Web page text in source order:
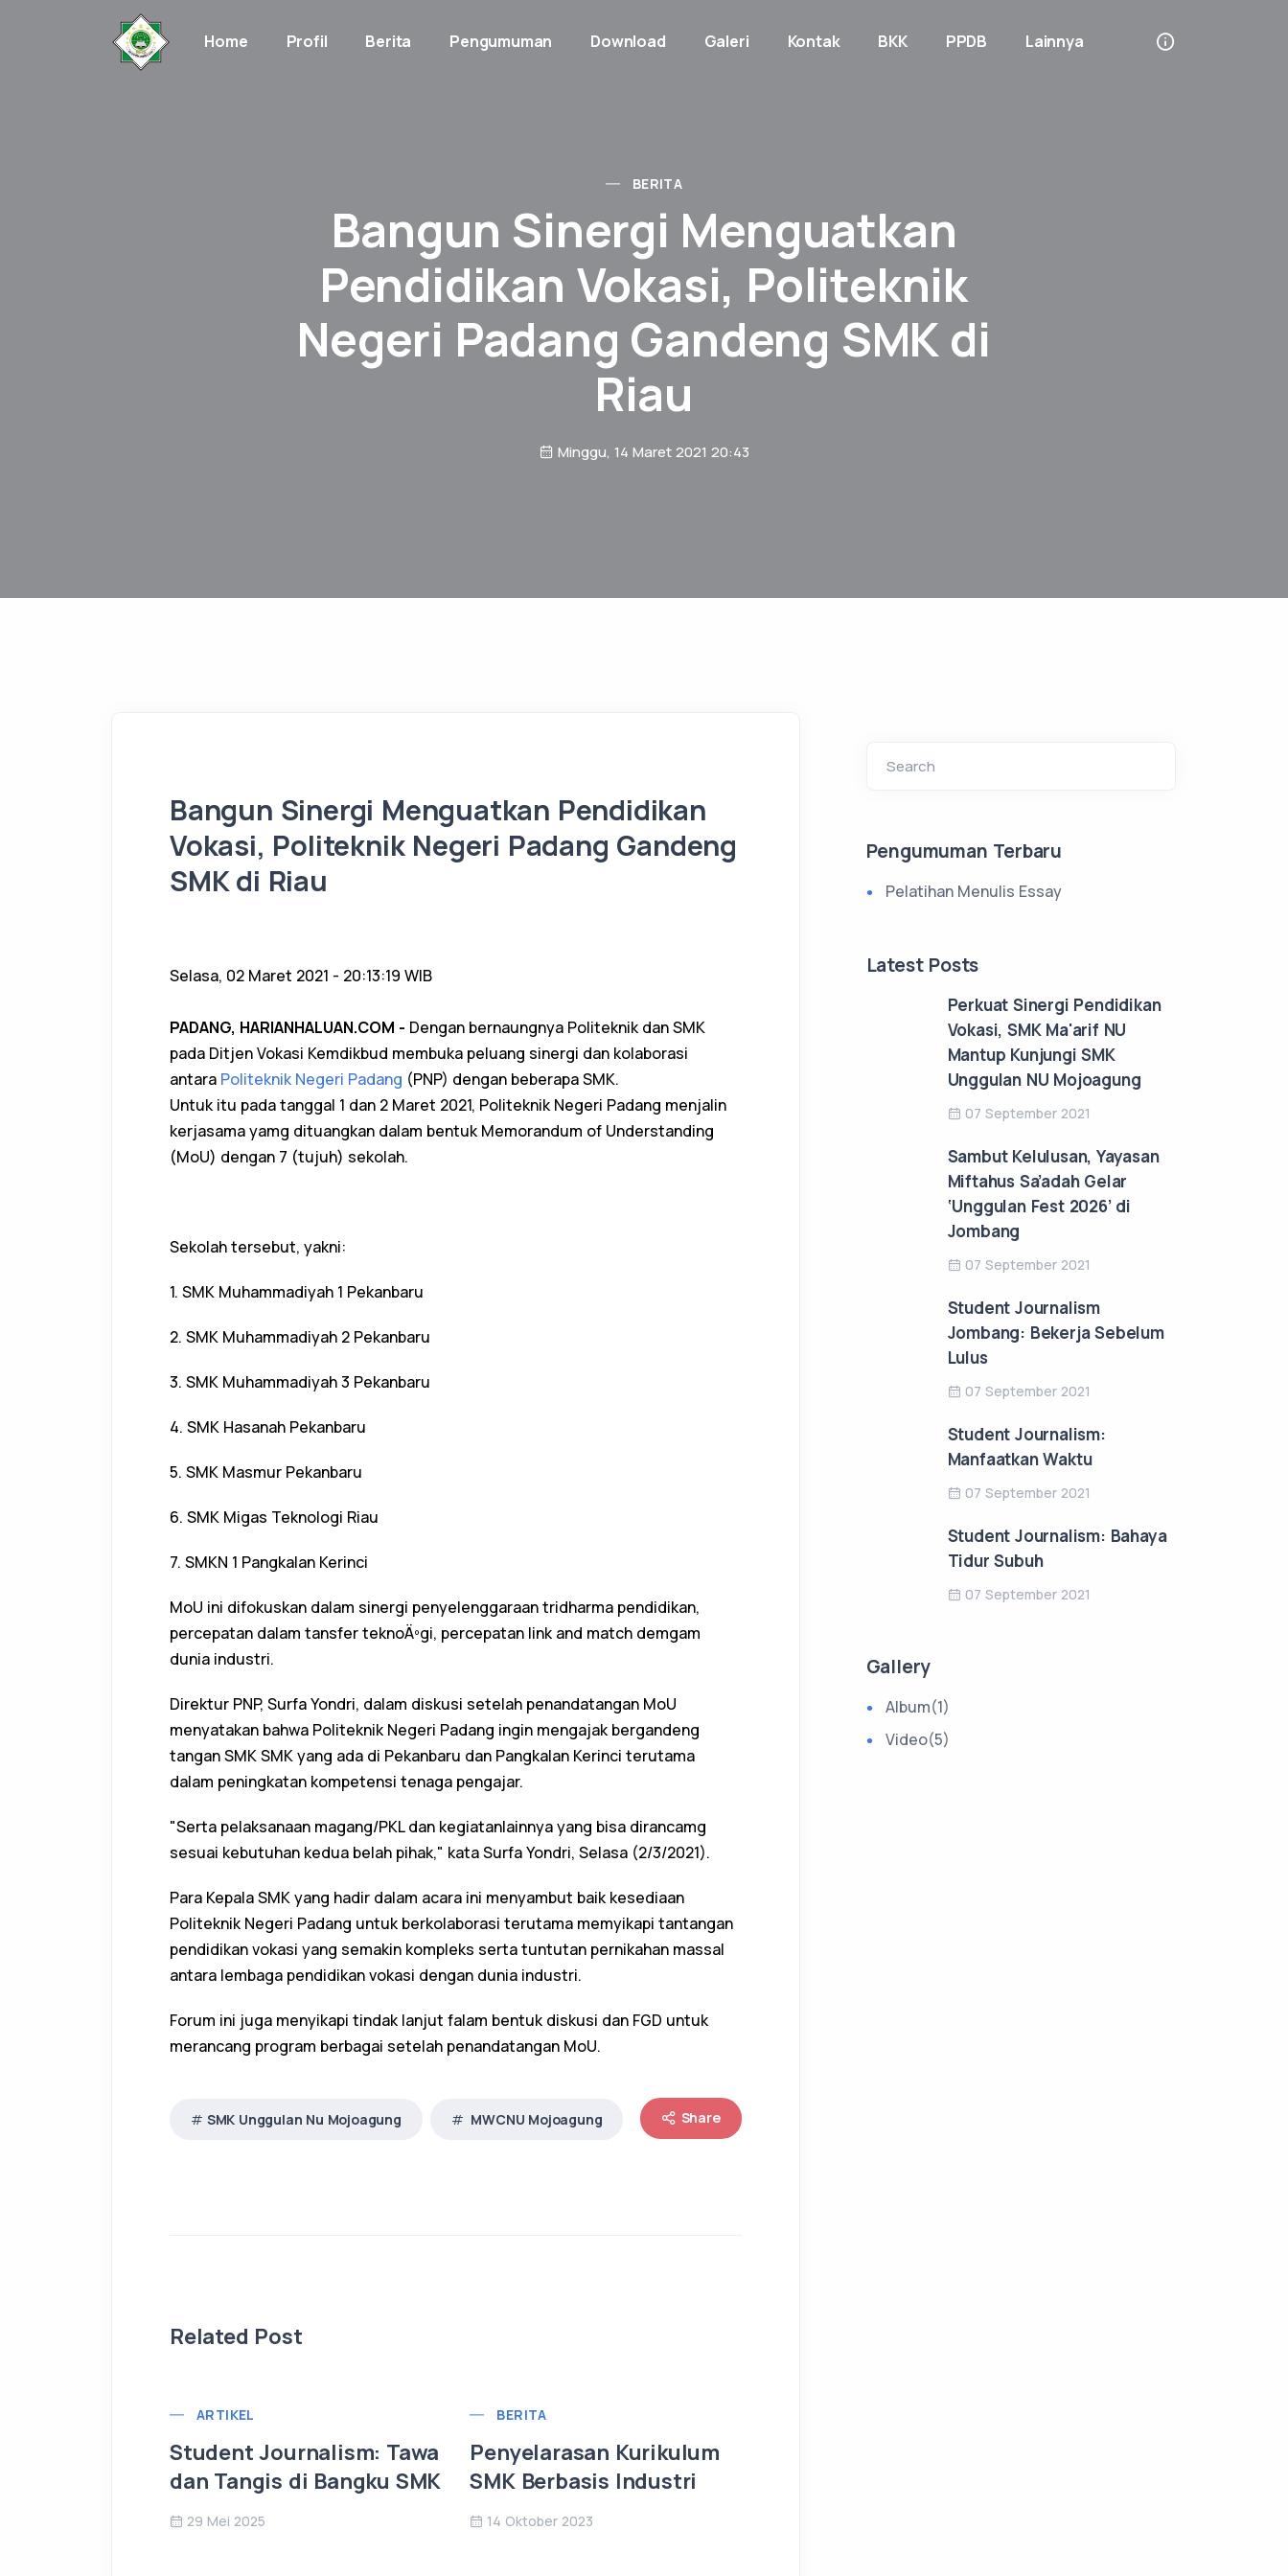
Home Profil Berita Pengumuman Download Galeri Kontak BKK PPDB Lainnya
BERITA
Bangun Sinergi Menguatkan
Pendidikan Vokasi, Politeknik
Negeri Padang Gandeng SMK di
Riau
Minggu, 14 Maret 2021 20:43
Bangun Sinergi Menguatkan Pendidikan
Vokasi, Politeknik Negeri Padang Gandeng
SMK di Riau
Selasa, 02 Maret 2021 - 20:13:19 WIB
PADANG, HARIANHALUAN.COM - Dengan bernaungnya Politeknik dan SMK
pada Ditjen Vokasi Kemdikbud membuka peluang sinergi dan kolaborasi
antara Politeknik Negeri Padang (PNP) dengan beberapa SMK.
Untuk itu pada tanggal 1 dan 2 Maret 2021, Politeknik Negeri Padang menjalin
kerjasama yamg dituangkan dalam bentuk Memorandum of Understanding
(MoU) dengan 7 (tujuh) sekolah.
Sekolah tersebut, yakni:
1. SMK Muhammadiyah 1 Pekanbaru
2. SMK Muhammadiyah 2 Pekanbaru
3. SMK Muhammadiyah 3 Pekanbaru
4. SMK Hasanah Pekanbaru
5. SMK Masmur Pekanbaru
6. SMK Migas Teknologi Riau
7. SMKN 1 Pangkalan Kerinci
MoU ini difokuskan dalam sinergi penyelenggaraan tridharma pendidikan,
percepatan dalam tansfer teknoÄºgi, percepatan link and match demgam
dunia industri.
Direktur PNP, Surfa Yondri, dalam diskusi setelah penandatangan MoU
menyatakan bahwa Politeknik Negeri Padang ingin mengajak bergandeng
tangan SMK SMK yang ada di Pekanbaru dan Pangkalan Kerinci terutama
dalam peningkatan kompetensi tenaga pengajar.
"Serta pelaksanaan magang/PKL dan kegiatanlainnya yang bisa dirancamg
sesuai kebutuhan kedua belah pihak," kata Surfa Yondri, Selasa (2/3/2021).
Para Kepala SMK yang hadir dalam acara ini menyambut baik kesediaan
Politeknik Negeri Padang untuk berkolaborasi terutama memyikapi tantangan
pendidikan vokasi yang semakin kompleks serta tuntutan pernikahan massal
antara lembaga pendidikan vokasi dengan dunia industri.
Forum ini juga menyikapi tindak lanjut falam bentuk diskusi dan FGD untuk
merancang program berbagai setelah penandatangan MoU.
SMK Unggulan Nu Mojoagung MWCNU Mojoagung Share
Related Post
ARTIKEL
Student Journalism: Tawa
dan Tangis di Bangku SMK
29 Mei 2025
BERITA
Penyelarasan Kurikulum
SMK Berbasis Industri
14 Oktober 2023
Search
Pengumuman Terbaru
Pelatihan Menulis Essay
Latest Posts
Perkuat Sinergi Pendidikan
Vokasi, SMK Ma'arif NU
Mantup Kunjungi SMK
Unggulan NU Mojoagung
07 September 2021
Sambut Kelulusan, Yayasan
Miftahus Sa’adah Gelar
‘Unggulan Fest 2026’ di
Jombang
07 September 2021
Student Journalism
Jombang: Bekerja Sebelum
Lulus
07 September 2021
Student Journalism:
Manfaatkan Waktu
07 September 2021
Student Journalism: Bahaya
Tidur Subuh
07 September 2021
Gallery
Album(1)
Video(5)